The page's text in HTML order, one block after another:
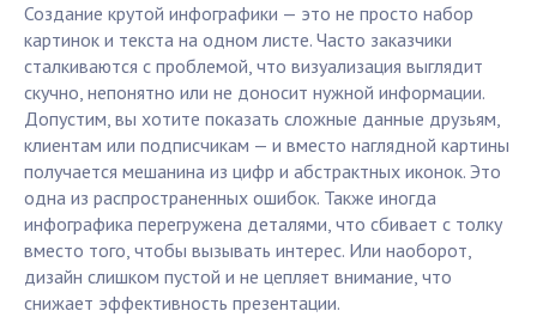
Создание крутой инфографики — это не просто набор
картинок и текста на одном листе. Часто заказчики
сталкиваются с проблемой, что визуализация выглядит
скучно, непонятно или не доносит нужной информации.
Допустим, вы хотите показать сложные данные друзьям,
клиентам или подписчикам — и вместо наглядной картины
получается мешанина из цифр и абстрактных иконок. Это
одна из распространенных ошибок. Также иногда
инфографика перегружена деталями, что сбивает с толку
вместо того, чтобы вызывать интерес. Или наоборот,
дизайн слишком пустой и не цепляет внимание, что
снижает эффективность презентации.